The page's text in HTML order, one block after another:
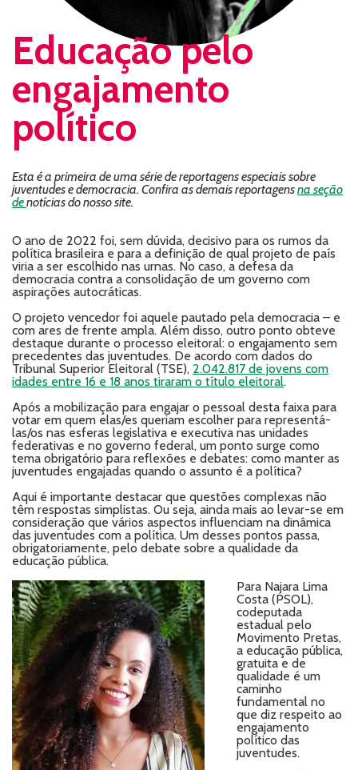
Educação pelo
engajamento
político
Esta é a primeira de uma série de reportagens especiais sobre
juventudes e democracia. Confira as demais reportagensna seção
denotícias do nosso site.
O ano de 2022 foi, sem dúvida, decisivo para os rumos da
política brasileira e para a definição de qual projeto de país
viria a ser escolhido nas urnas. No caso, a defesa da
democracia contra a consolidação de um governo com
aspirações autocráticas.
O projeto vencedor foi aquele pautado pela democracia – e
com ares de frente ampla. Além disso, outro ponto obteve
destaque durante o processo eleitoral: o engajamento sem
precedentes das juventudes. De acordo com dados do
Tribunal Superior Eleitoral (TSE), 2.042.817 de jovens com
idades entre 16 e 18 anos tiraram o título eleitoral.
Após a mobilização para engajar o pessoal desta faixa para
votar em quem elas/es queriam escolher para representá-
las/os nas esferas legislativa e executiva nas unidades
federativas e no governo federal, um ponto surge como
tema obrigatório para reflexões e debates: como manter as
juventudes engajadas quando o assunto é a política?
Aqui é importante destacar que questões complexas não
têm respostas simplistas. Ou seja, ainda mais ao levar-se em
consideração que vários aspectos influenciam na dinâmica
das juventudes com a política. Um desses pontos passa,
obrigatoriamente, pelo debate sobre a qualidade da
educação pública.
Para Najara Lima
Costa (PSOL),
codeputada
estadual pelo
Movimento Pretas,
a educação pública,
gratuita e de
qualidade é um
caminho
fundamental no
que diz respeito ao
engajamento
político das
juventudes.